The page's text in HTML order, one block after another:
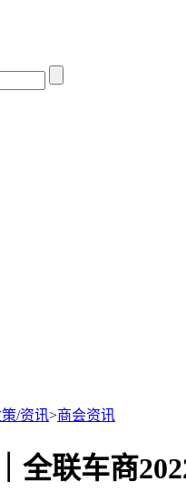
/资讯>商会资讯
全联车商